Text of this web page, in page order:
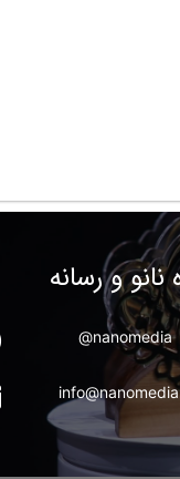
و رسانه
nanomedia@